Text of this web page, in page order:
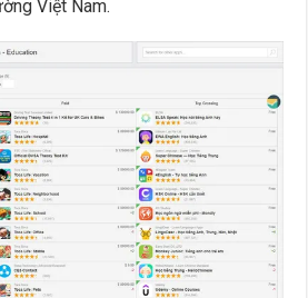
Việt Nam.